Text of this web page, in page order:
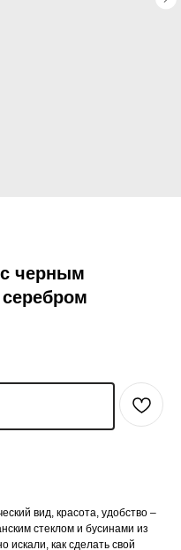
черным
вид, красота, удобство –
стеклом и бусинами из
искали, как сделать свой